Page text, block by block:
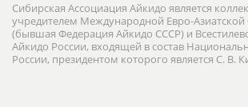
Сибирская Ассоциация Айкидо является
учредителем Международной Евро-
(бывшая Федерация Айкидо СССР) и
Айкидо России, входящей в состав
России, президентом которого является С. В.